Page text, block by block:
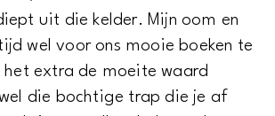
uit die kelder. Mijn oom en
wel voor ons mooie boeken te
het extra de moeite waard
die bochtige trap die je af